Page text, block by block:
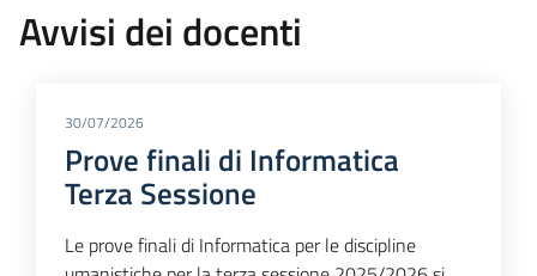
Avvisi dei docenti
30/07/2026
Prove finali di Informatica
Terza Sessione
Le prove finali di Informatica per le discipline